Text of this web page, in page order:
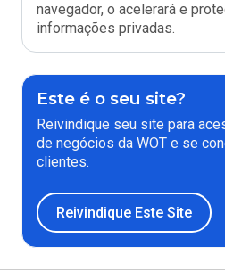
navegador, o acelerará e
informações privadas.
Este é o seu site?
Reivindique seu site para
de negócios da WOT e se
clientes.
Reivindique Este Site